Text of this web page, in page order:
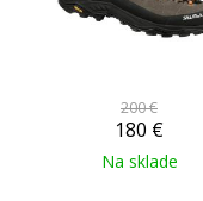
200 €
180 €
Na sklade